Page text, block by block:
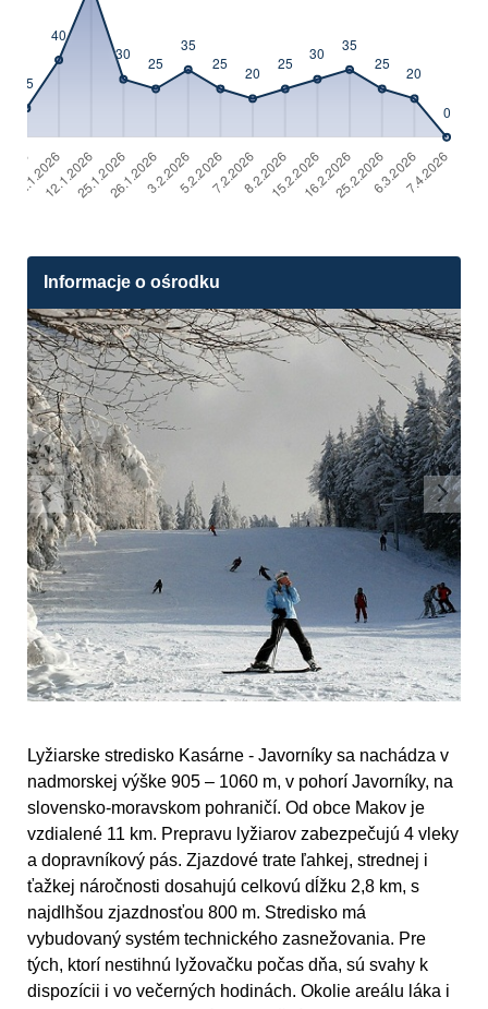
Informacje o ośrodku
Lyžiarske stredisko Kasárne - Javorníky sa nachádza v
nadmorskej výške 905 – 1060 m, v pohorí Javorníky, na
slovensko-moravskom pohraničí. Od obce Makov je
vzdialené 11 km. Prepravu lyžiarov zabezpečujú 4 vleky
a dopravníkový pás. Zjazdové trate ľahkej, strednej i
ťažkej náročnosti dosahujú celkovú dĺžku 2,8 km, s
najdlhšou zjazdnosťou 800 m. Stredisko má
vybudovaný systém technického zasnežovania. Pre
tých, ktorí nestihnú lyžovačku počas dňa, sú svahy k
dispozícii i vo večerných hodinách. Okolie areálu láka i